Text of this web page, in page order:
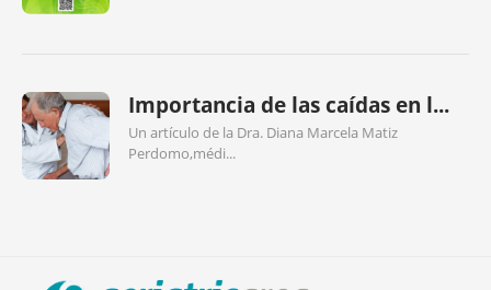
Importancia de las caídas en l...
Un artículo de la Dra. Diana Marcela Matiz
Perdomo,médi...